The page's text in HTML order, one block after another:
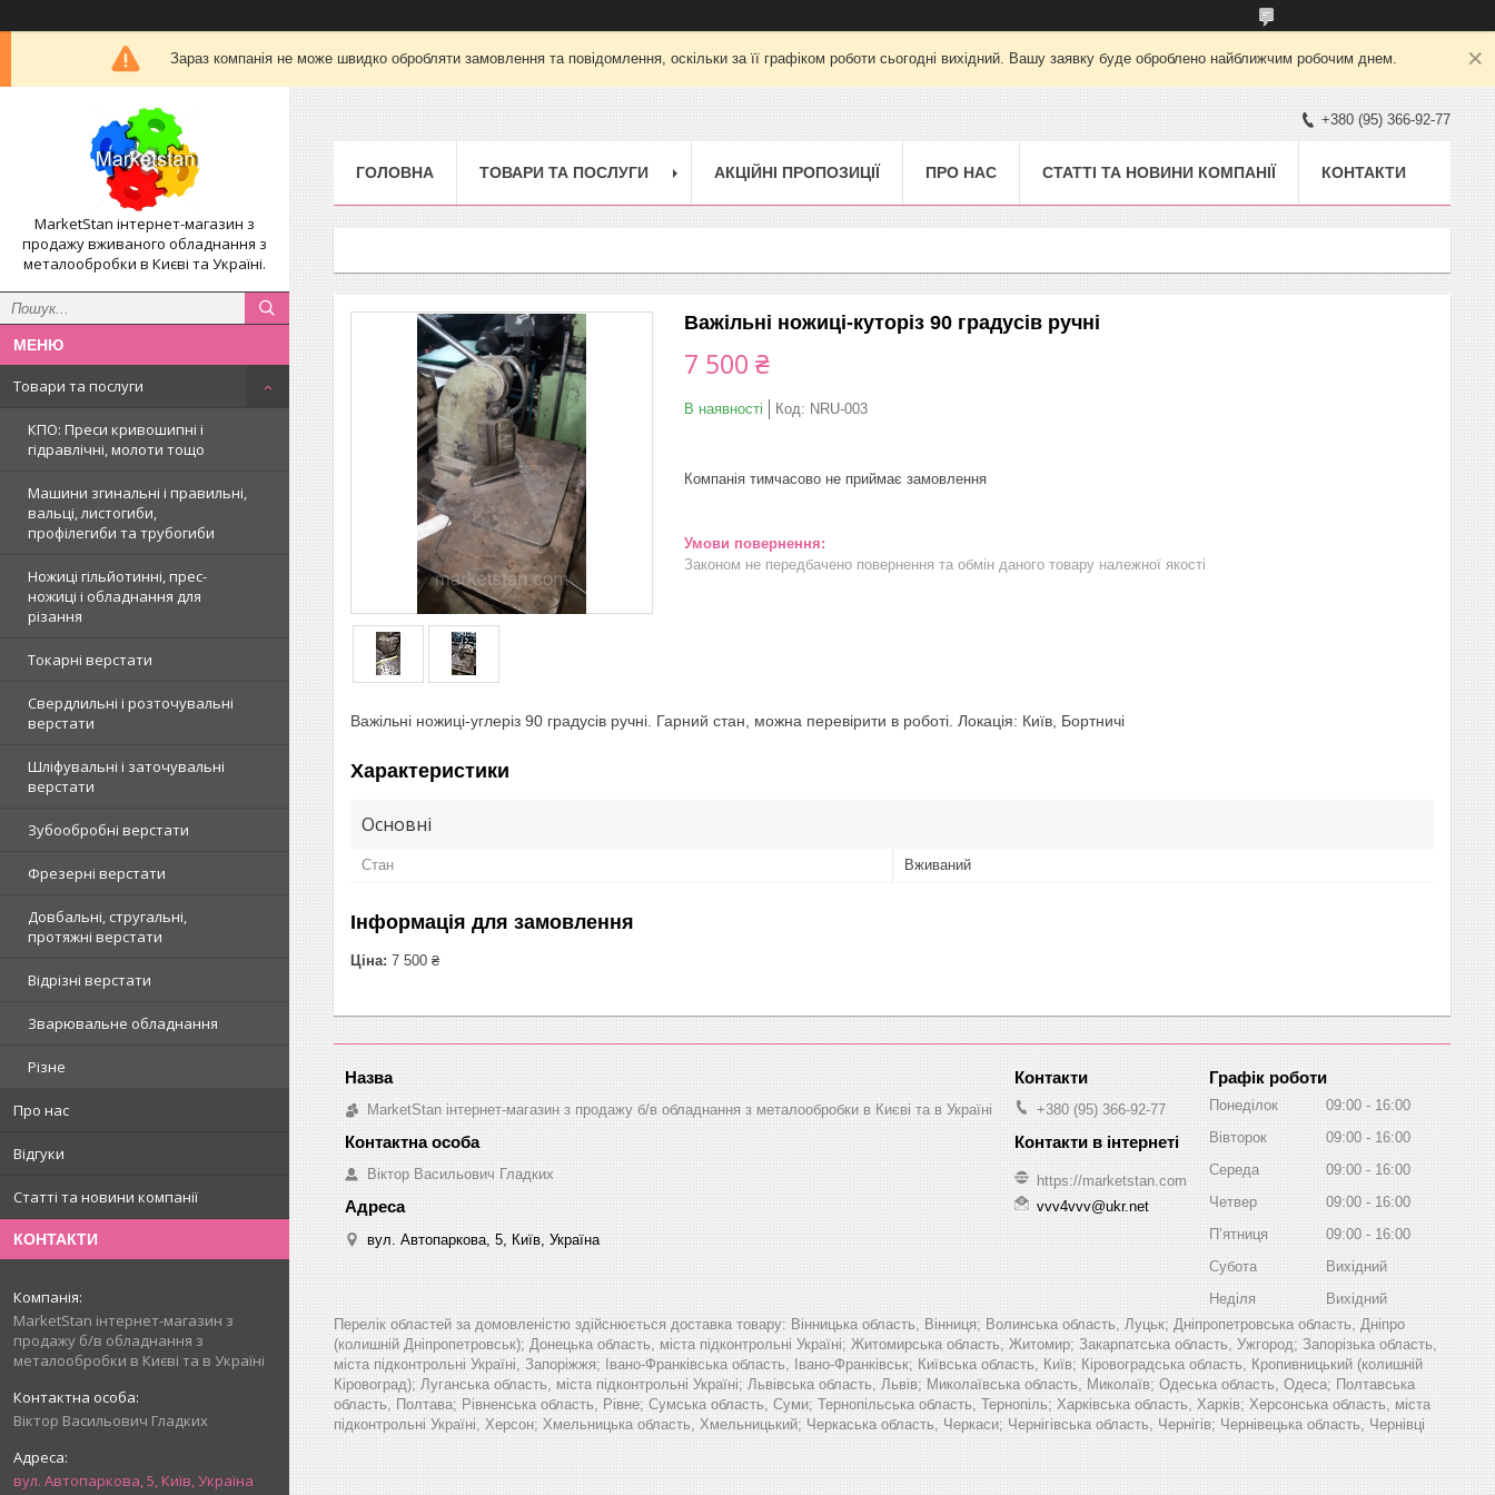
Зараз компанія не може швидко обробляти замовлення та повідомлення, оскільки за її графіком роботи сьогодні вихідний. Вашу заявку буде оброблено найближчим робочим днем.
MarketStan інтернет-магазин з
продажу вживаного обладнання з
металообробки в Києві та Україні.
Товари та послуги
КПО: Преси кривошипні і
гідравлічні, молоти тощо
Машини згинальні і правильні,
вальці, листогиби,
профілегиби та трубогиби
Ножиці гільйотинні, прес-
ножиці і обладнання для
різання
Токарні верстати
Свердлильні і розточувальні
верстати
Шліфувальні і заточувальні
верстати
Зубообробні верстати
Фрезерні верстати
Довбальні, стругальні,
протяжні верстати
Відрізні верстати
Зварювальне обладнання
Різне
Про нас
Відгуки
Статті та новини компанії
КОНТАКТИ
MarketStan інтернет-магазин з
продажу б/в обладнання з
металообробки в Києві та в Україні
Віктор Васильович Гладких
вул. Автопаркова, 5, Київ, Україна
+380 (95) 366-92-77
ГОЛОВНА ТОВАРИ ТА ПОСЛУГИ АКЦІЙНІ ПРОПОЗИЦІЇ ПРО НАС СТАТТІ ТА НОВИНИ КОМПАНІЇ КОНТАКТИ
Важільні ножиці-куторіз 90 градусів ручні
7 500 ₴
В наявності Код: NRU-003
Компанія тимчасово не приймає замовлення
Законом не передбачено повернення та обмін даного товару належної якості
Важільні ножиці-углеріз 90 градусів ручні. Гарний стан, можна перевірити в роботі. Локація: Київ, Бортничі
Характеристики
Основні
Стан Вживаний
Інформація для замовлення
Ціна: 7 500 ₴
MarketStan інтернет-магазин з продажу б/в обладнання з металообробки в Києві та в Україні
Віктор Васильович Гладких
вул. Автопаркова, 5, Київ, Україна
+380 (95) 366-92-77
https://marketstan.com
vvv4vvv@ukr.net
Графік роботи
Понеділок 09:00
16:00
Вівторок
09:00
16:00
Середа
09:00
16:00
Четвер
09:00
16:00
Пʼятниця
09:00
16:00
Субота
Вихідний
Неділя
Вихідний
Перелік областей за домовленістю здійснюється доставка товару: Вінницька область, Вінниця; Волинська область, Луцьк; Дніпропетровська область, Дніпро
(колишній Дніпропетровськ); Донецька область, міста підконтрольні Україні; Житомирська область, Житомир; Закарпатська область, Ужгород; Запорізька область,
міста підконтрольні Україні, Запоріжжя; Івано-Франківська область, Івано-Франківськ; Київська область, Київ; Кіровоградська область, Кропивницький (колишній
Кіровоград); Луганська область, міста підконтрольні Україні; Львівська область, Львів; Миколаївська область, Миколаїв; Одеська область, Одеса; Полтавська
область, Полтава; Рівненська область, Рівне; Сумська область, Суми; Тернопільська область, Тернопіль; Харківська область, Харків; Херсонська область, міста
підконтрольні Україні, Херсон; Хмельницька область, Хмельницький; Черкаська область, Черкаси; Чернігівська область, Чернігів; Чернівецька область, Чернівці